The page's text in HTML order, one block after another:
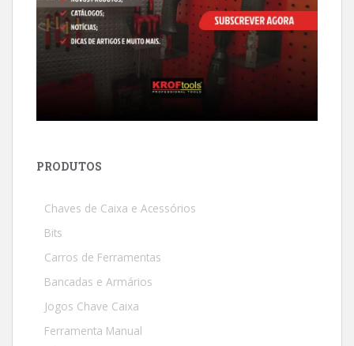
PRODUTOS
Chaves de Caixa e Acessórios
Bits
Carros de Ferramentas
Bancadas e Armários
Jogos Chave Caixa
Ferramenta Manual